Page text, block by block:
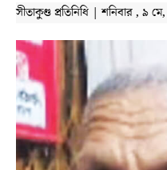
সীতাকুণ্ড প্রতিনিধি | শনিবার , ৯